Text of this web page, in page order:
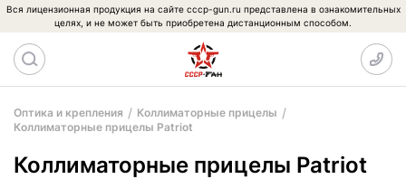
Вся лицензионная продукция на сайте cccp-gun.ru представлена в ознакомительных
целях, и не может быть приобретена дистанционным способом.
Оптика и крепления
Коллиматорные прицелы
Коллиматорные прицелы Patriot
Коллиматорные прицелы Patriot